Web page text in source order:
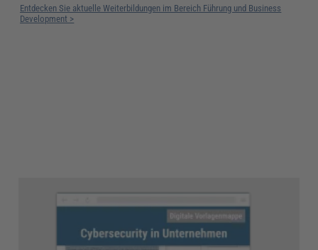
Entdecken Sie aktuelle Weiterbildungen im Bereich Führung und Business
Development >